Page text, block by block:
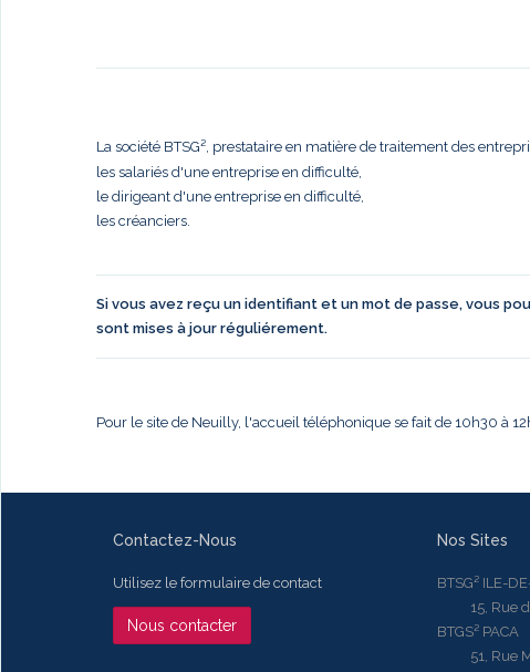
La société BTSG², prestataire en matière de traitement des
les salariés d'une entreprise en difficulté,
le dirigeant d'une entreprise en difficulté,
les créanciers.
Si vous avez reçu un identifiant et un mot de passe, vous
sont mises à jour réguliérement.
Pour le site de Neuilly, l'accueil téléphonique se fait de 10h30 à
Contactez-Nous
Utilisez le formulaire de contact
Nous contacter
Nos Sites
BTSG² ILE-
15, Rue de
BTGS² PACA
51, Rue